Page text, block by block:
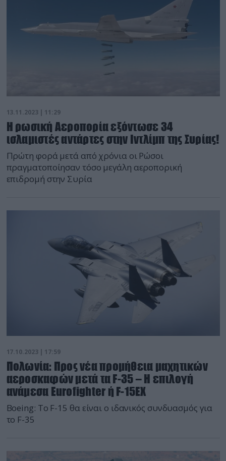
13.11.2023 | 11:29
Η ρωσική Αεροπορία εξόντωσε 34
ισλαμιστές αντάρτες στην Ιντλίμπ της Συρίας!
Πρώτη φορά μετά από χρόνια οι Ρώσοι
πραγματοποίησαν τόσο μεγάλη αεροπορική
επιδρομή στην Συρία
17.10.2023 | 17:59
Πολωνία: Προς νέα προμήθεια μαχητικών
αεροσκαφών μετά τα F-35 – Η επιλογή
ανάμεσα Eurofighter ή F-15EX
Boeing: Το F-15 θα είναι ο ιδανικός συνδυασμός για
το F-35